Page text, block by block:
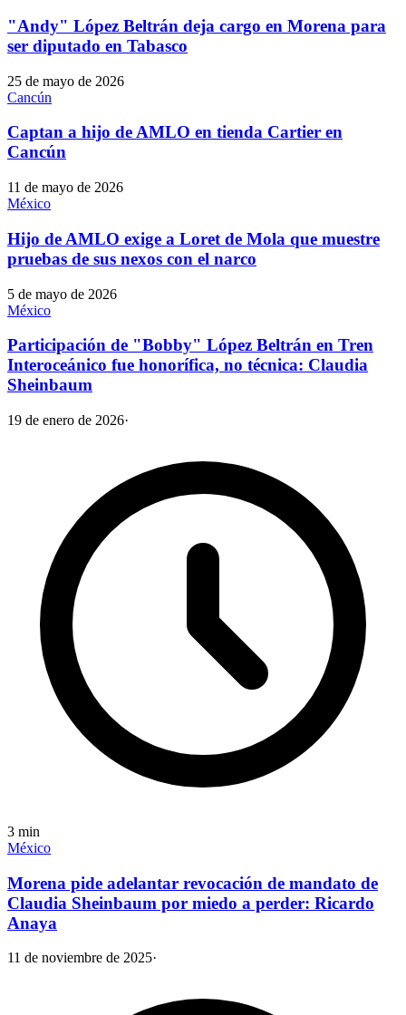
"Andy" López Beltrán deja cargo en Morena para
ser diputado en Tabasco
25 de mayo de 2026
Cancún
Captan a hijo de AMLO en tienda Cartier en
Cancún
11 de mayo de 2026
México
Hijo de AMLO exige a Loret de Mola que muestre
pruebas de sus nexos con el narco
5 de mayo de 2026
México
Participación de "Bobby" López Beltrán en Tren
Interoceánico fue honorífica, no técnica: Claudia
Sheinbaum
19 de enero de 2026·
3 min
México
Morena pide adelantar revocación de mandato de
Claudia Sheinbaum por miedo a perder: Ricardo
Anaya
11 de noviembre de 2025·